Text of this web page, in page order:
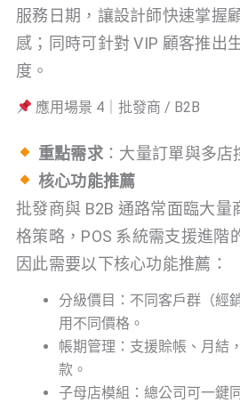
服務日期，讓設計師快速掌握
感；同時可針對 VIP 顧客推出
度。
應用場景 4｜批發商 / B2B
重點需求 ：大量訂單與多店
核心功能推薦
批發商與 B2B 通路常面臨大量
格策略，POS 系統需支援進階
因此需要以下核心功能推薦：
分級價目：不同客戶群（經
用不同價格。
帳期管理：支援賒帳、月結
款。
子母店模組：總公司可一鍵